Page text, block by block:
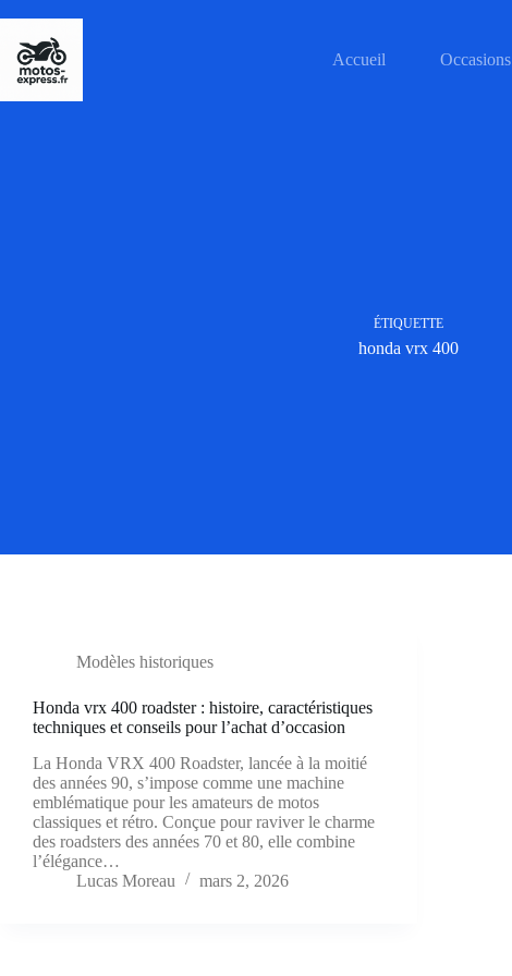
contenu
Accueil Occasions
ÉTIQUETTE
honda vrx 400
Modèles historiques
Honda vrx 400 roadster : histoire, caractéristiques
techniques et conseils pour l’achat d’occasion
La Honda VRX 400 Roadster, lancée à la moitié
des années 90, s’impose comme une machine
emblématique pour les amateurs de motos
classiques et rétro. Conçue pour raviver le charme
des roadsters des années 70 et 80, elle combine
l’élégance…
Lucas Moreau
mars 2, 2026